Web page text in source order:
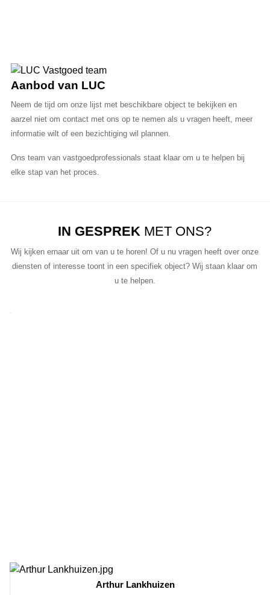
Aanbod van LUC
Neem de tijd om onze lijst met beschikbare object te bekijken en
aarzel niet om contact met ons op te nemen als u vragen heeft, meer
informatie wilt of een bezichtiging wil plannen.
Ons team van vastgoedprofessionals staat klaar om u te helpen bij
elke stap van het proces.
IN GESPREK MET ONS?
Wij kijken ernaar uit om van u te horen! Of u nu vragen heeft over onze
diensten of interesse toont in een specifiek object? Wij staan klaar om
u te helpen.
Arthur Lankhuizen